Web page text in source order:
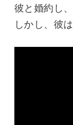
彼と婚約し
しかし、彼